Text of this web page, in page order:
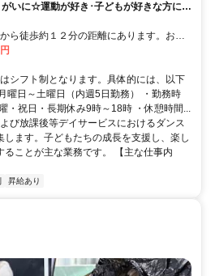
いに☆運動が好き･子どもが好きな方にピ
車場がございます。通勤の利便性が高い
快適にご通勤いただけます。
シフト制となります。具体的には、以下
曜日～土曜日（内週5日勤務） ・勤務時
・祝日・長期休み9時～18時 ・休憩時間...
び放課後等デイサービスにおけるダンス
ます。子どもたちの成長を支援し、楽し
ることが主な業務です。 【主な仕事内
昇給あり